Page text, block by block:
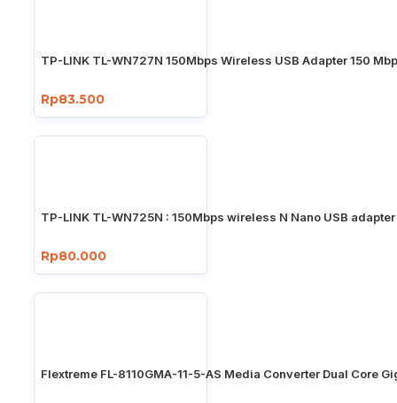
TP-LINK TL-WN727N 150Mbps Wireless USB Adapter 150
Rp83.500
TP-LINK TL-WN725N : 150Mbps wireless N Nano USB adapter
Rp80.000
Flextreme FL-8110GMA-11-5-AS Media Converter Dual Core